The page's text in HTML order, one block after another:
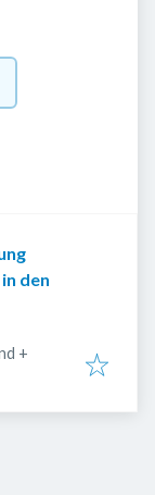
den
+